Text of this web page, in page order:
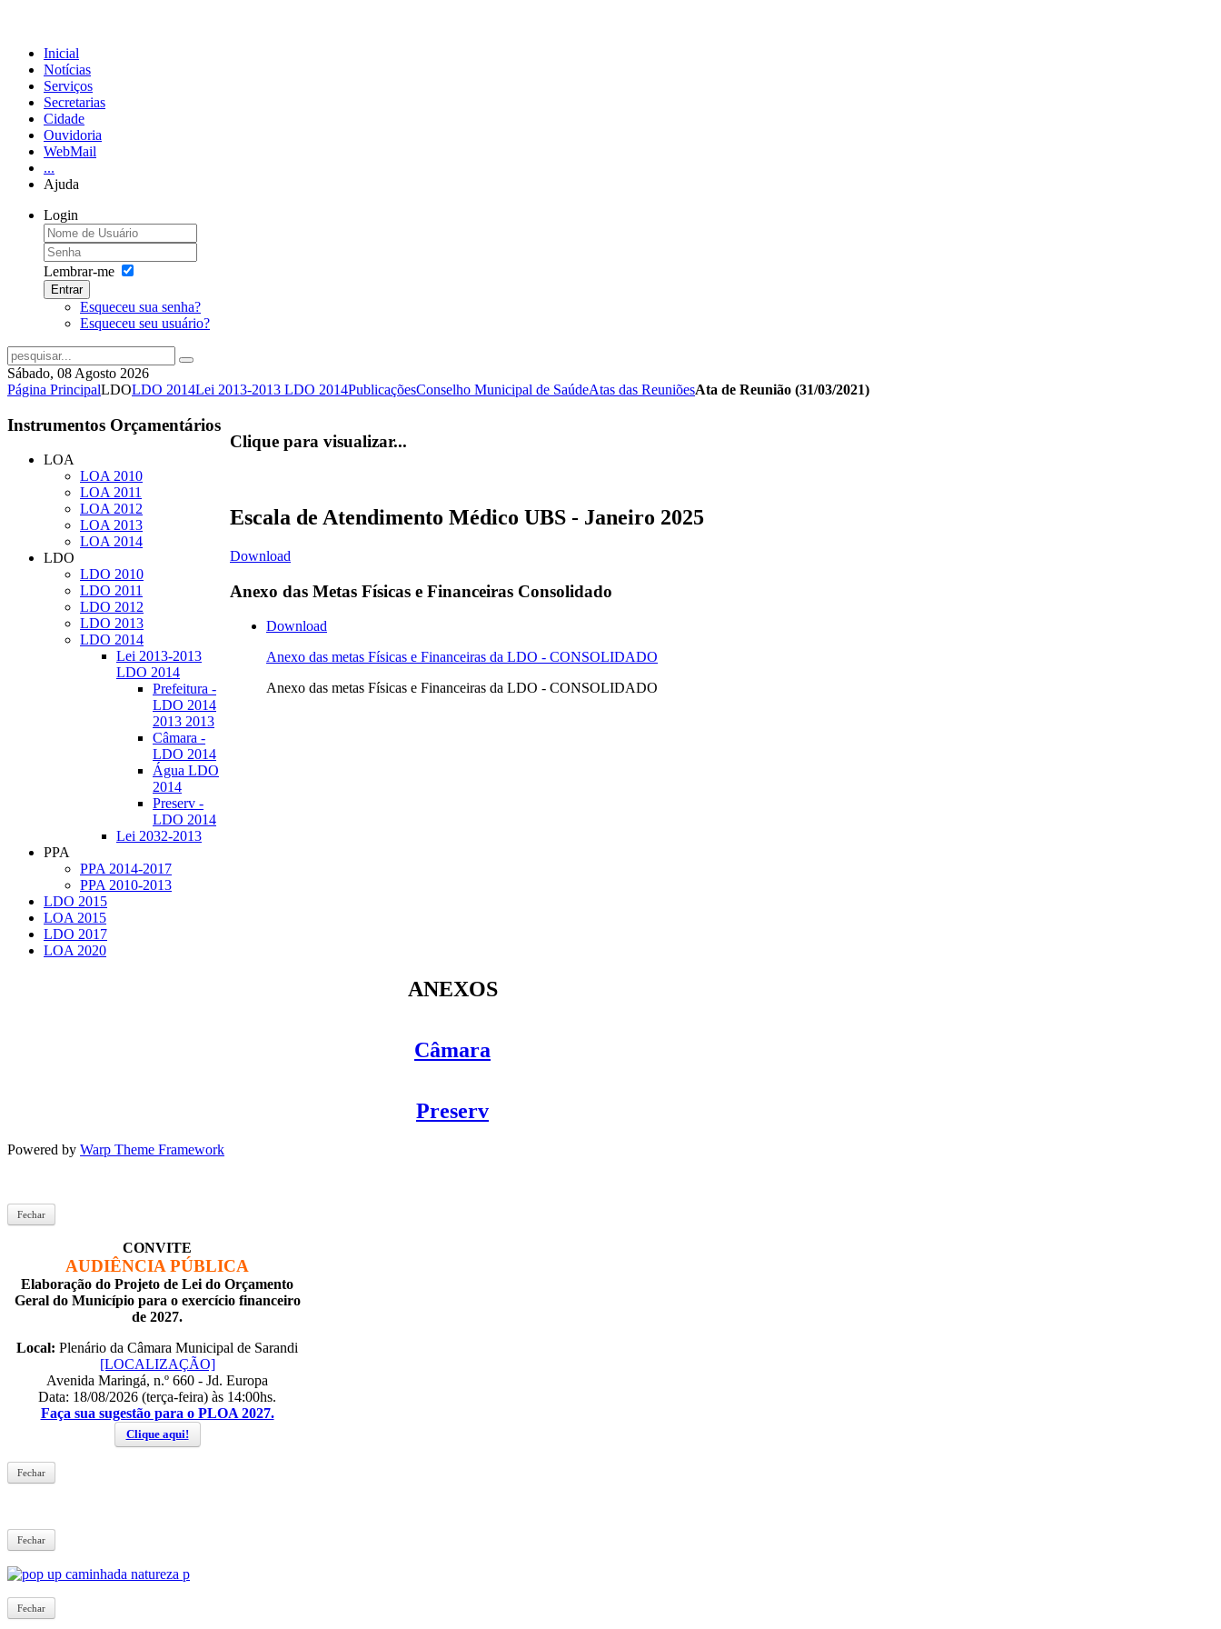
Inicial
Notícias
Serviços
Secretarias
Cidade
Ouvidoria
WebMail
...
Ajuda
Login
Lembrar-me
Entrar
Esqueceu sua senha?
Esqueceu seu usuário?
Sábado, 08 Agosto 2026
Página PrincipalLDOLDO 2014Lei 2013-2013 LDO 2014PublicaçõesConselho Municipal de SaúdeAtas das ReuniõesAta de Reunião (31/03/2021)
Clique para visualizar...
Escala de Atendimento Médico UBS - Janeiro 2025
Download
Anexo das Metas Físicas e Financeiras Consolidado
Download
Anexo das metas Físicas e Financeiras da LDO - CONSOLIDADO
Anexo das metas Físicas e Financeiras da LDO - CONSOLIDADO
Instrumentos Orçamentários
LOA
LOA 2010
LOA 2011
LOA 2012
LOA 2013
LOA 2014
LDO
LDO 2010
LDO 2011
LDO 2012
LDO 2013
LDO 2014
Lei 2013-2013
LDO 2014
Prefeitura -
LDO 2014
2013 2013
Câmara -
LDO 2014
Água LDO
2014
Preserv -
LDO 2014
Lei 2032-2013
PPA
PPA 2014-2017
PPA 2010-2013
LDO 2015
LOA 2015
LDO 2017
LOA 2020
ANEXOS
Câmara
Preserv
Powered by Warp Theme Framework
Fechar
CONVITE
AUDIÊNCIA PÚBLICA
Elaboração do Projeto de Lei do Orçamento
Geral do Município para o exercício financeiro
de 2027.
Local: Plenário da Câmara Municipal de Sarandi
[LOCALIZAÇÃO]
Avenida Maringá, n.º 660 - Jd. Europa
Data: 18/08/2026 (terça-feira) às 14:00hs.
Faça sua sugestão para o PLOA 2027.
Clique aqui!
Fechar
Fechar
Fechar